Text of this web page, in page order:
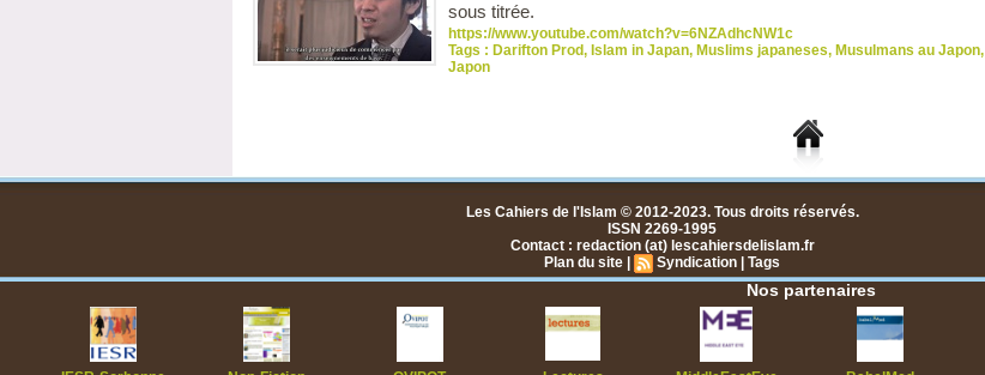
sous titrée.
https://www.youtube.com/watch?v=6NZAdhcNW1c
Tags : Darifton Prod, Islam in Japan, Muslims japaneses, Musulmans au Japon,
Japon
Les Cahiers de l'Islam © 2012-2023. Tous droits réservés.
ISSN 2269-1995
Contact : redaction (at) lescahiersdelislam.fr
Plan du site
Syndication Tags
Nos partenaires